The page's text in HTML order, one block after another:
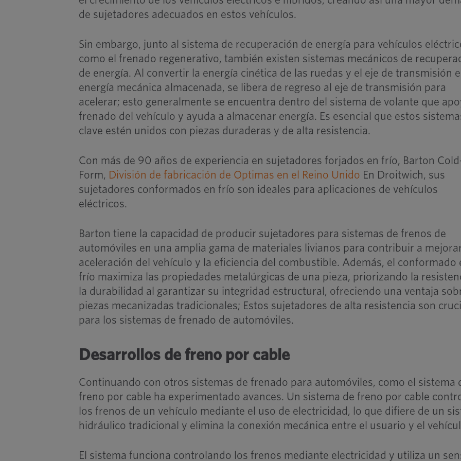
de sujetadores adecuados en estos vehículos.
Sin embargo, junto al sistema de recuperación de energía para vehículos
como el frenado regenerativo, también existen sistemas mecánicos de
de energía. Al convertir la energía cinética de las ruedas y el eje de transmisión
energía mecánica almacenada, se libera de regreso al eje de transmisión para
acelerar; esto generalmente se encuentra dentro del sistema de volante que
frenado del vehículo y ayuda a almacenar energía. Es esencial que estos
clave estén unidos con piezas duraderas y de alta resistencia.
Con más de 90 años de experiencia en sujetadores forjados en frío, Barton
Form, División de fabricación de Optimas en el Reino Unido En Droitwich, sus
sujetadores conformados en frío son ideales para aplicaciones de vehículos
eléctricos.
Barton tiene la capacidad de producir sujetadores para sistemas de frenos de
automóviles en una amplia gama de materiales livianos para contribuir a
aceleración del vehículo y la eficiencia del combustible. Además, el conformado
frío maximiza las propiedades metalúrgicas de una pieza, priorizando la
la durabilidad al garantizar su integridad estructural, ofreciendo una ventaja
piezas mecanizadas tradicionales; Estos sujetadores de alta resistencia son
para los sistemas de frenado de automóviles.
Desarrollos de freno por cable
Continuando con otros sistemas de frenado para automóviles, como el sistema
freno por cable ha experimentado avances. Un sistema de freno por cable
los frenos de un vehículo mediante el uso de electricidad, lo que difiere de un
hidráulico tradicional y elimina la conexión mecánica entre el usuario y el
El sistema funciona controlando los frenos mediante electricidad y utiliza un